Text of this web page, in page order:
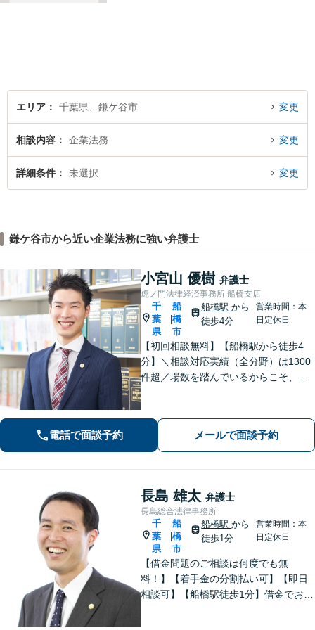
て参ります。
エリア
千葉県、鎌ケ谷市 変更
相談内容 企業法務 変更
詳細条件 未選択 変更
鎌ケ谷市から近い企業法務に強い弁護士
小宮山 優樹 弁護士
虎ノ門法律経済事務所 船橋支店
千
葉
県
船
橋
市
船橋駅から
徒歩4分
営業時間：本
日定休日
【初回相談無料】【船橋駅から徒歩4
分】＼相談対応実績（全分野）は1300
件超／場数を踏んでいるからこそ、相
ます。離婚問題・刑事事件・相続遺言
などでお悩みの方はお気軽にご相談く
ださい。
電話で面談予約 メールで面談予約
長島 雄太 弁護士
長島総合法律事務所
千
葉
県
船
橋
市
船橋駅から
徒歩1分
営業時間：本
日定休日
【借金問題のご相談は何度でも無
料！】【着手金の分割払い可】【即日
相談可】【船橋駅徒歩1分】借金でお悩